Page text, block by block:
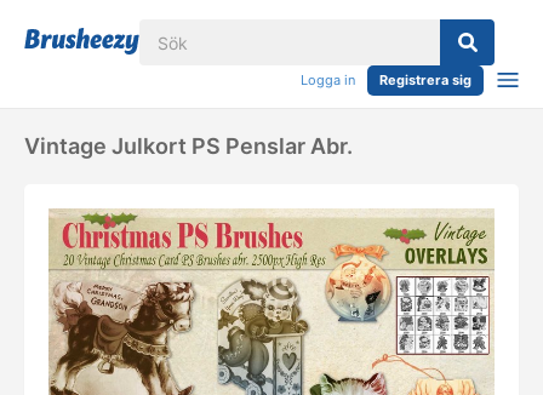
Logga in Registrera sig
Vintage Julkort PS Penslar Abr.